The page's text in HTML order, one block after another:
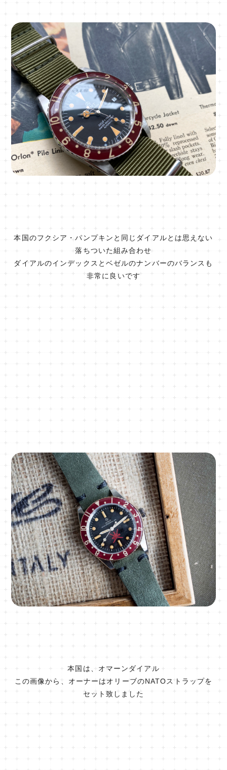
本国のフクシア・パンプキンと同じダイアルとは思えない
落ちついた組み合わせ
ダイアルのインデックスとベゼルのナンバーのバランスも
非常に良いです
本国は、オマーンダイアル
この画像から、オーナーはオリーブのNATOストラップを
セット致しました